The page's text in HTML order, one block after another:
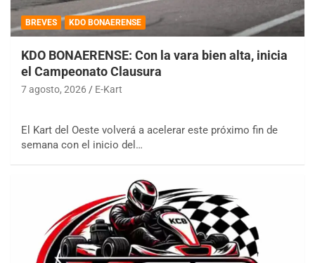
BREVES KDO BONAERENSE
KDO BONAERENSE: Con la vara bien alta, inicia
el Campeonato Clausura
7 agosto, 2026 E-Kart
El Kart del Oeste volverá a acelerar este próximo fin de
semana con el inicio del…